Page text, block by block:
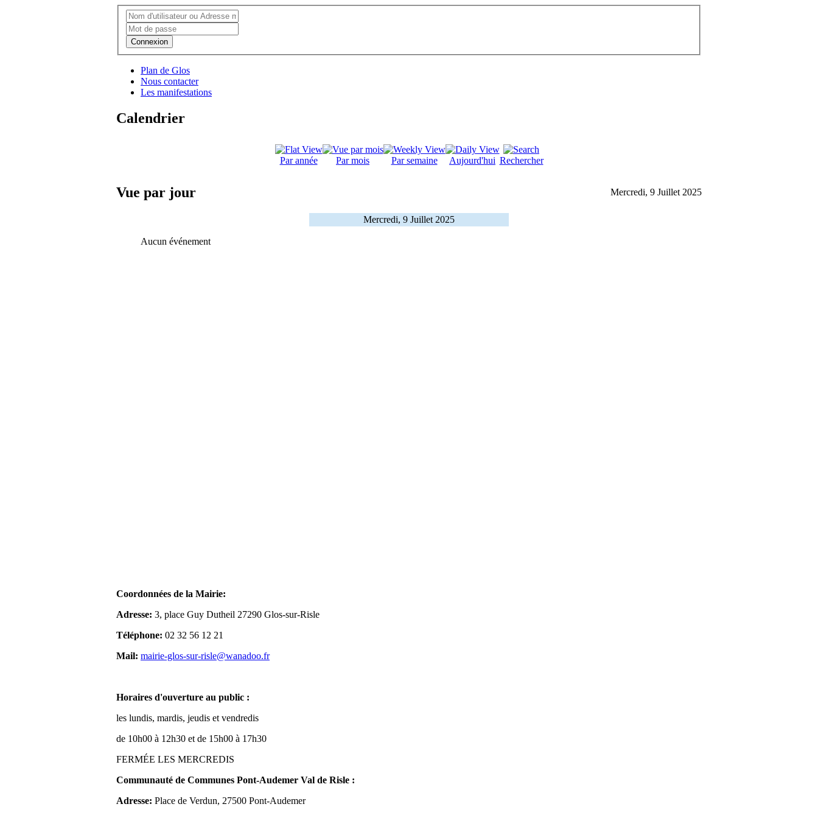
Connexion
Plan de Glos
Nous contacter
Les manifestations
Calendrier
Par année Par mois Par semaine Aujourd'hui Rechercher
Vue par jour Mercredi, 9 Juillet 2025
Mercredi, 9 Juillet 2025
Aucun événement
Coordonnées de la Mairie:
Adresse: 3, place Guy Dutheil 27290 Glos-sur-Risle
Téléphone: 02 32 56 12 21
Mail: mairie-glos-sur-risle@wanadoo.fr
Horaires d'ouverture au public :
les lundis, mardis, jeudis et vendredis
de 10h00 à 12h30 et de 15h00 à 17h30
FERMÉE LES MERCREDIS
Communauté de Communes Pont-Audemer Val de Risle :
Adresse: Place de Verdun, 27500 Pont-Audemer